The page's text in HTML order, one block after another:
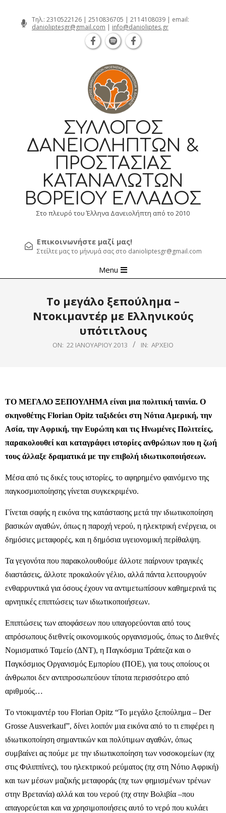
Τηλ.: 2310522126 | 2510836705 | 2114108039 | email:
danioliptesgr@gmail.com | info@danioliptes.gr
ΣΎΛΛΟΓΟΣ
ΔΑΝΕΙΟΛΗΠΤΏΝ &
ΠΡΟΣΤΑΣΊΑΣ
ΚΑΤΑΝΑΛΩΤΏΝ
ΒΟΡΕΊΟΥ ΕΛΛΆΔΟΣ
Στο πλευρό του Έλληνα Δανειολήπτη από το 2010
Επικοινωνήστε μαζί μας!
Στείλτε μας το μήνυμά σας στο danioliptesgr@gmail.com
Navigation
Menu
Το μεγάλο ξεπούλημα –
Ντοκιμαντέρ με Ελληνικούς
υπότιτλους
ON: 22 ΙΑΝΟΥΑΡΊΟΥ 2013 IN: ΑΡΧΕΊΟ
TΟ ΜΕΓΑΛΟ ΞΕΠΟΥΛΗΜΑ είναι μια πολιτική ταινία. Ο
σκηνοθέτης Florian Opitz ταξιδεύει στη Νότια Αμερική, την
Ασία, την Αφρική, την Ευρώπη και τις Ηνωμένες Πολιτείες,
παρακολουθεί και καταγράφει ιστορίες ανθρώπων που η ζωή
τους άλλαξε δραματικά με την επιβολή ιδιωτικοποιήσεων.
Μέσα από τις δικές τους ιστορίες, το αφηρημένο φαινόμενο της
παγκοσμιοποίησης γίνεται συγκεκριμένο.
Γίνεται σαφής η εικόνα της κατάστασης μετά την ιδιωτικοποίηση
βασικών αγαθών, όπως η παροχή νερού, η ηλεκτρική ενέργεια, οι
δημόσιες μεταφορές, και η δημόσια υγειονομική περίθαλψη.
Τα γεγονότα που παρακολουθούμε άλλοτε παίρνουν τραγικές
διαστάσεις, άλλοτε προκαλούν γέλιο, αλλά πάντα λειτουργούν
ενθαρρυντικά για όσους έχουν να αντιμετωπίσουν καθημερινά τις
αρνητικές επιπτώσεις των ιδιωτικοποιήσεων.
Επιπτώσεις των αποφάσεων που υπαγορεύονται από τους
απρόσωπους διεθνείς οικονομικούς οργανισμούς, όπως το Διεθνές
Νομισματικό Ταμείο (ΔΝΤ), η Παγκόσμια Τράπεζα και ο
Παγκόσμιος Οργανισμός Εμπορίου (ΠΟΕ), για τους οποίους οι
άνθρωποι δεν αντιπροσωπεύουν τίποτα περισσότερο από
αριθμούς…
Tο ντοκιμαντέρ του Florian Opitz “Το μεγάλο ξεπούλημα – Der
Grosse Ausverkauf”, δίνει λοιπόν μια εικόνα από το τι επιφέρει η
ιδιωτικοποίηση σημαντικών και πολύτιμων αγαθών, όπως
συμβαίνει ας πούμε με την ιδιωτικοποίηση των νοσοκομείων (πχ
στις Φιλιππίνες), του ηλεκτρικού ρεύματος (πχ στη Νότιο Αφρική)
και των μέσων μαζικής μεταφοράς (πχ των φημισμένων τρένων
στην Βρετανία) αλλά και του νερού (πχ στην Βολιβία –που
απαγορεύεται και να χρησιμοποιήσεις αυτό το νερό που κυλάει